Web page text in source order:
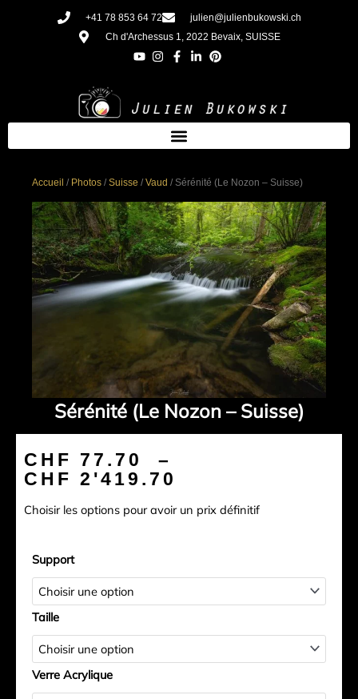
+41 78 853 64 72
julien@julienbukowski.ch
Ch d'Archessus 1, 2022 Bevaix, SUISSE
Accueil / Photos / Suisse / Vaud / Sérénité (Le Nozon – Suisse)
Sérénité (Le Nozon – Suisse)
CHF 77.70
–
CHF 2'419.70
CHF 77.70
Choisir les options pour avoir un prix définitif
Support
Taille
Verre Acrylique
de
Sérénité
(Le
Nozon
Suisse)